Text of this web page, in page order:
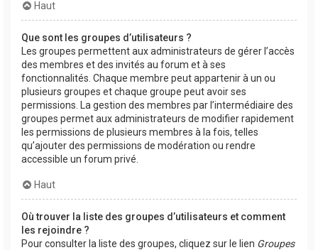
Haut
Que sont les groupes d’utilisateurs ?
Les groupes permettent aux administrateurs de gérer l’accès
des membres et des invités au forum et à ses
fonctionnalités. Chaque membre peut appartenir à un ou
plusieurs groupes et chaque groupe peut avoir ses
permissions. La gestion des membres par l’intermédiaire des
groupes permet aux administrateurs de modifier rapidement
les permissions de plusieurs membres à la fois, telles
qu’ajouter des permissions de modération ou rendre
accessible un forum privé.
Haut
Où trouver la liste des groupes d’utilisateurs et comment
les rejoindre ?
Pour consulter la liste des groupes, cliquez sur le lien Groupes